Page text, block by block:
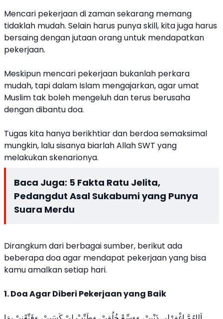
Mencari pekerjaan di zaman sekarang memang
tidaklah mudah. Selain harus punya skill, kita juga harus
bersaing dengan jutaan orang untuk mendapatkan
pekerjaan.
Meskipun mencari pekerjaan bukanlah perkara
mudah, tapi dalam Islam mengajarkan, agar umat
Muslim tak boleh mengeluh dan terus berusaha
dengan dibantu doa.
Tugas kita hanya berikhtiar dan berdoa semaksimal
mungkin, lalu sisanya biarlah Allah SWT yang
melakukan skenarionya.
Baca Juga: 5 Fakta Ratu Jelita,
Pedangdut Asal Sukabumi yang Punya
Suara Merdu
Dirangkum dari berbagai sumber, berikut ada
beberapa doa agar mendapat pekerjaan yang bisa
kamu amalkan setiap hari.
1. Doa Agar Diberi Pekerjaan yang Baik